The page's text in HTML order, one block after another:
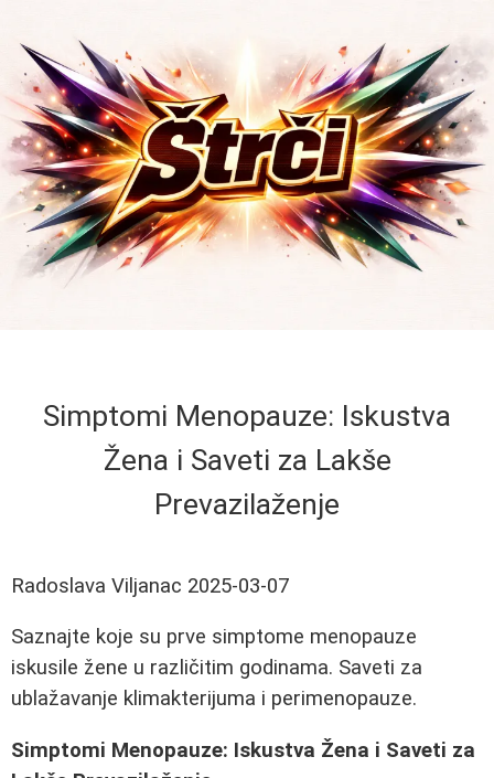
Simptomi Menopauze: Iskustva
Žena i Saveti za Lakše
Prevazilaženje
Radoslava Viljanac 2025-03-07
Saznajte koje su prve simptome menopauze
iskusile žene u različitim godinama. Saveti za
ublažavanje klimakterijuma i perimenopauze.
Simptomi Menopauze: Iskustva Žena i Saveti za